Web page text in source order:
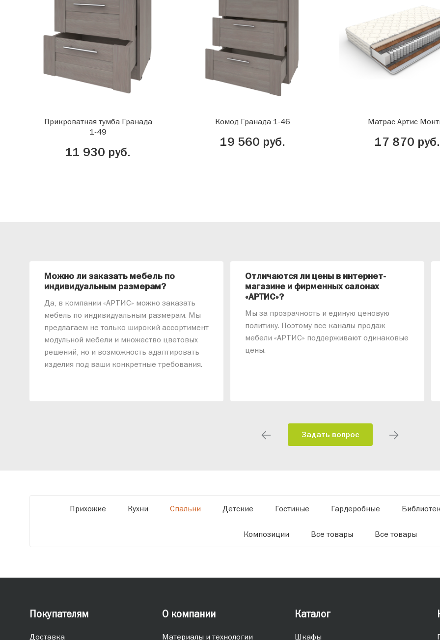
Прикроватная тумба Гранада
1-49
11 930 руб.
Комод Гранада 1-46
19 560 руб.
Матрас Артис
17 870 руб.
Можно ли заказать мебель по
индивидуальным размерам?
Да, в компании «АРТИС» можно заказать
мебель по индивидуальным размерам. Мы
предлагаем не только широкий ассортимент
модульной мебели и множество цветовых
решений, но и возможность адаптировать
изделия под ваши конкретные требования.
Отличаются ли цены в интернет-
магазине и фирменных салонах
«АРТИС»?
Мы за прозрачность и единую ценовую
политику. Поэтому все каналы продаж
мебели «АРТИС» поддерживают одинаковые
цены.
Задать вопрос
Прихожие Кухни Спальни Детские Гостиные Гардеробные
Композиции Все товары Все товары
Покупателям
Доставка
О компании
Материалы и технологии
Каталог
Шкафы